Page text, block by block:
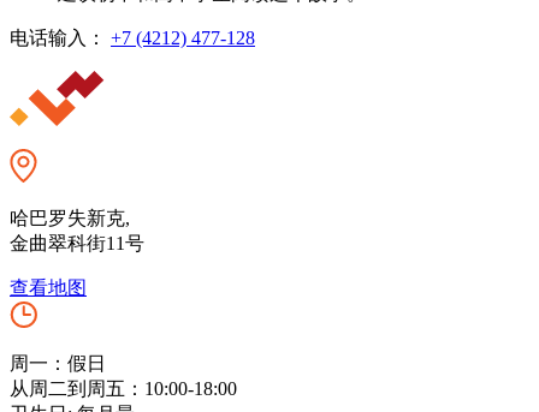
电话输入： +7 (4212) 477-128
哈巴罗失新克,
金曲翠科街11号
查看地图
周一：假日
从周二到周五：10:00-18:00